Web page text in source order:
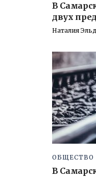
В
двух
Наталия
ОБЩЕСТВО
В